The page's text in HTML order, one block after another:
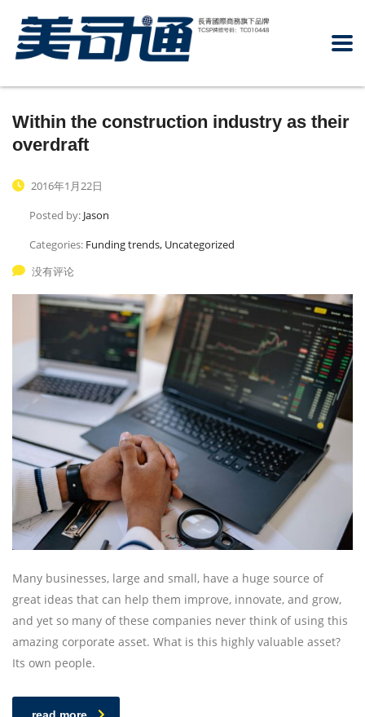
Within the construction industry as their
overdraft
2016年1月22日
Posted by: Jason
Categories: Funding trends, Uncategorized
没有评论
Many businesses, large and small, have a huge source of
great ideas that can help them improve, innovate, and grow,
and yet so many of these companies never think of using this
amazing corporate asset. What is this highly valuable asset?
Its own people.
read more